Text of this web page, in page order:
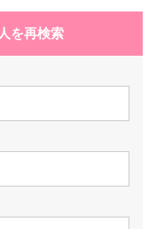
を再検索